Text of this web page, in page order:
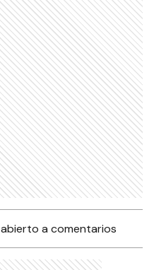
a comentarios